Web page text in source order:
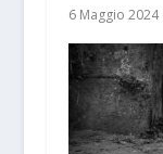
6 Maggio 2024